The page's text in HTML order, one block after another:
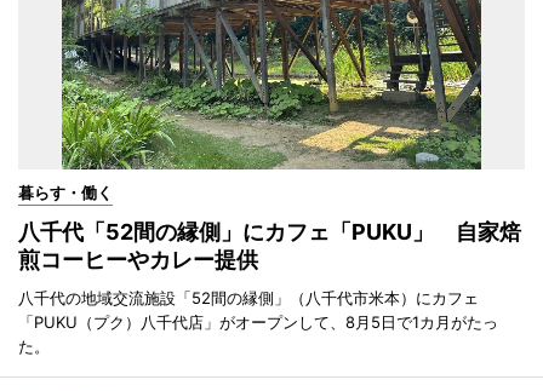
暮らす・働く
八千代「52間の縁側」にカフェ「PUKU」 自家焙
煎コーヒーやカレー提供
八千代の地域交流施設「52間の縁側」（八千代市米本）にカフェ
「PUKU（プク）八千代店」がオープンして、8月5日で1カ月がたっ
た。